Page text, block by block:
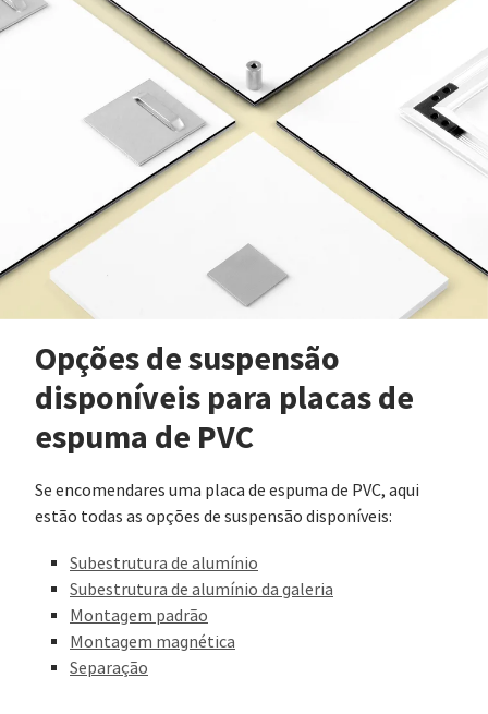
Opções de suspensão
disponíveis para placas de
espuma de PVC
Se encomendares uma placa de espuma de PVC, aqui
estão todas as opções de suspensão disponíveis:
Subestrutura de alumínio
Subestrutura de alumínio da galeria
Montagem padrão
Montagem magnética
Separação